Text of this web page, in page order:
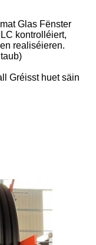
Glas Fënster
kontrolléiert,
realiséieren.
Gréisst huet säin